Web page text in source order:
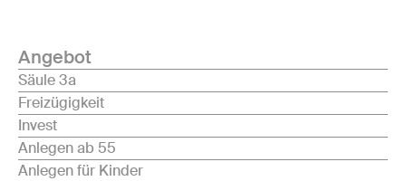
Angebot
Säule 3a
Freizügigkeit
Invest
Anlegen ab 55
Anlegen für Kinder